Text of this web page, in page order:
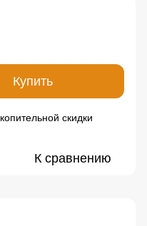
Купить
скидки
К сравнению